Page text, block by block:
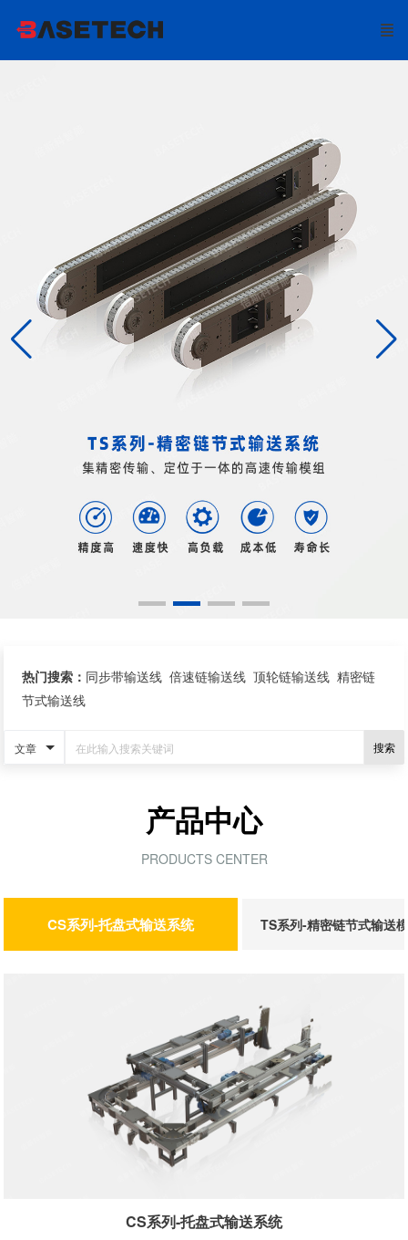
热门搜索： 同步带输送线 倍速链输送线 顶轮链输送线 精密链
节式输送线
文章 搜索
产品中心
PRODUCTS CENTER
CS系列-托盘式输送系统 TS系列-精密链节式输送
CS系列-托盘式输送系统